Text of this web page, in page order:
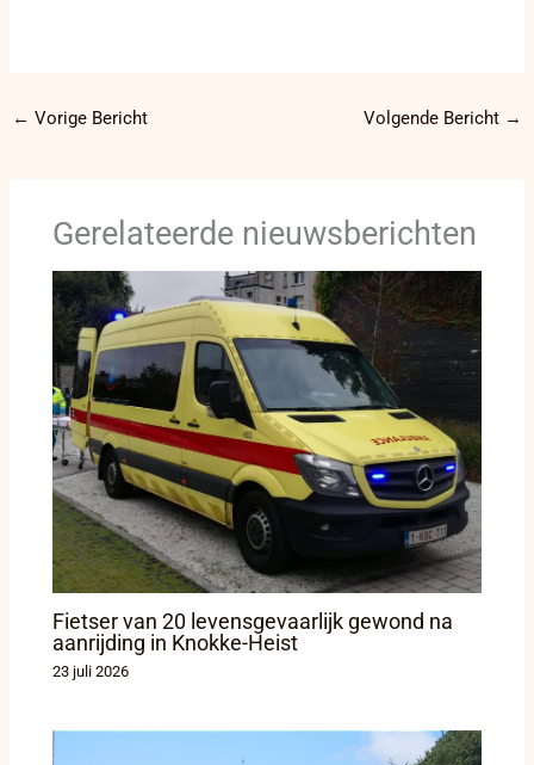
← Vorige Bericht Volgende Bericht →
Gerelateerde nieuwsberichten
Fietser van 20 levensgevaarlijk gewond na
aanrijding in Knokke-Heist
23 juli 2026